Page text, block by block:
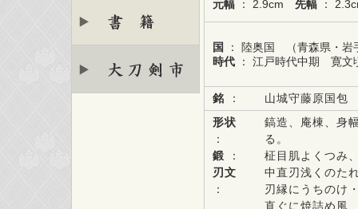
元幅 ： 2.9cm 先幅 ：
国
： 陸奥国 （青森県・岩
時代 ： 江戸時代中期 寛
銘 ：
山城守藤原国包
形状
：
鍛 ：
刃文
：
鎬造、庵棟、身
る。
柾目肌よくつみ
中直刃浅くのた
刃縁にうちのけ
直ぐに焼詰め風